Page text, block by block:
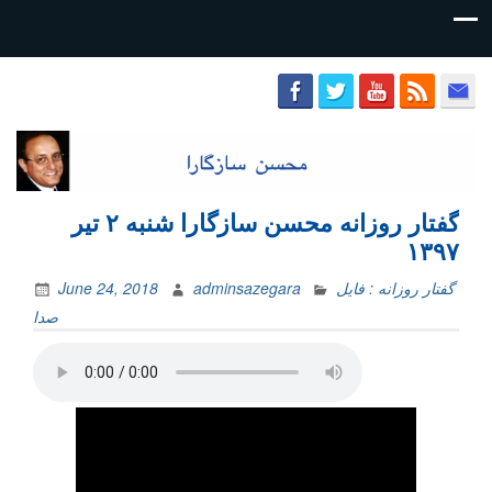
محسن
سازگارا
گفتار روزانه محسن سازگارا شنبه ۲ تیر
۱۳۹۷
June 24, 2018 adminsazegara
گفتار روزانه : فایل‌
صدا